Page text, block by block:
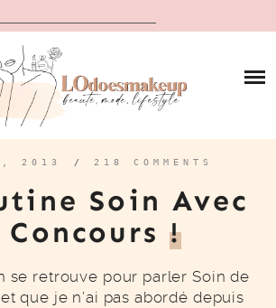
L’AVENT
2013 / 218 COMMENTS
Soin Avec
!
se retrouve pour parler Soin de
que je n’ai pas abordé depuis